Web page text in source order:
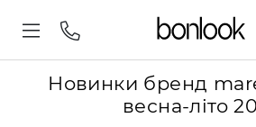
Новинки бренд
весна-літо